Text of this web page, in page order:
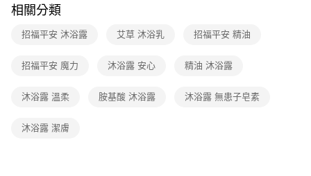
醒簡訊。
帳／街口支付／iPASS MONEY」等通路繳費。
【注意事項】
買賣價金債權讓與本公司後，依約使用本公司帳單繳交帳款。
資料（包含姓名、電話或地址）提供予台灣大哥大進項蒐集、處理及利用，
【「AFTEE先享後付」結帳流程】
１．於結帳方式選擇「AFTEE先享後付」後，將跳轉至「AFTEE先享後付」
結帳頁面，進行簡訊認證並確認金額後，即可完成結帳。
ATM／網路銀行／等多元方式進行付款，方視為交易完成。
購買商品的店家。未經商家同意取消之訂單仍視為有效，需透過AFTEE先享
是否繳費成功／繳費後需取消欲退款等相關疑問，請聯繫「AFTEE先享後付
全家取貨付款
免運費
宅配（黑貓）信用卡／行動支付
相關分類
招福平安 沐浴露 艾草 沐浴乳 招福平安 精油
招福平安 魔力 沐浴露 安心 精油 沐浴露
沐浴露 溫柔 胺基酸 沐浴露 沐浴露 無患子皂素
沐浴露 潔膚